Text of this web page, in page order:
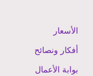
الأسعار
أفكار ونصائح
بوابة الأعمال